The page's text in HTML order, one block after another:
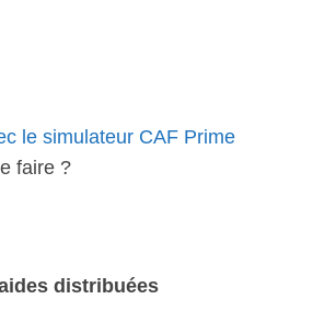
le simulateur CAF Prime
faire ?
distribuées